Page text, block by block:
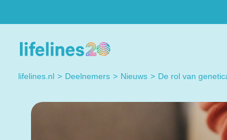
Deelnemers
op. Dat kan elke dag!
Lifelines?
us, we're
lifelines.nl Deelnemers Nieuws De rol van